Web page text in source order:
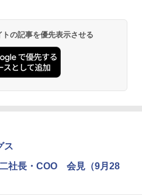
の記事を優先表示させる
ス
社長・COO 会見（9月28